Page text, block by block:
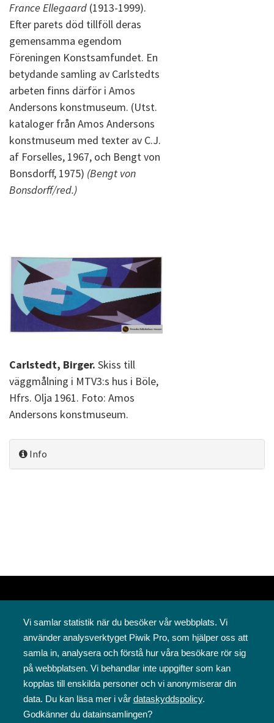
France Ellegaard (1913-1999).
Efter parets död tillföll deras
gemensamma egendom
Föreningen Konstsamfundet. En
betydande samling av Carlstedts
arbeten finns därför i Amos
Andersons konstmuseum. (Utst.
kataloger från Amos Andersons
konstmuseum med texter av C.J.
af Forselles, 1967, och Bengt von
Bonsdorff, 1975) (Bengt von
Bonsdorff/red.)
Carlstedt, Birger. Skiss till
väggmålning i MTV3:s hus i Böle,
Hfrs. Olja 1961. Foto: Amos
Andersons konstmuseum.
Info
Svenska folkskolans vänner rf
Annegatan 12
00120 Helsingfors
09 6844 570
Vi samlar statistik när du besöker vår webbplats. Vi
använder analysverktyget Piwik Pro, som hjälper oss att
samla in, analysera och förstå hur våra besökare rör sig
på webbplatsen. Vi behandlar inte uppgifter som kan
kopplas till enskilda personer och vi anonymiserar din
data. Du kan läsa mer i vår dataskyddspolicy.
Godkänner du datainsamlingen?